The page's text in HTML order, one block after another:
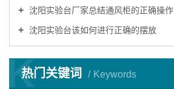
沈阳实验台厂家总结通风柜的正确操作模式
沈阳实验台该如何进行正确的摆放
热门关键词 Keywords
K